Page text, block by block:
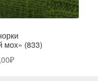
мох» (833)
₽